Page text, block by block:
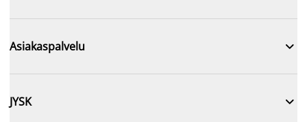
Asiakaspalvelu 
JYSK 